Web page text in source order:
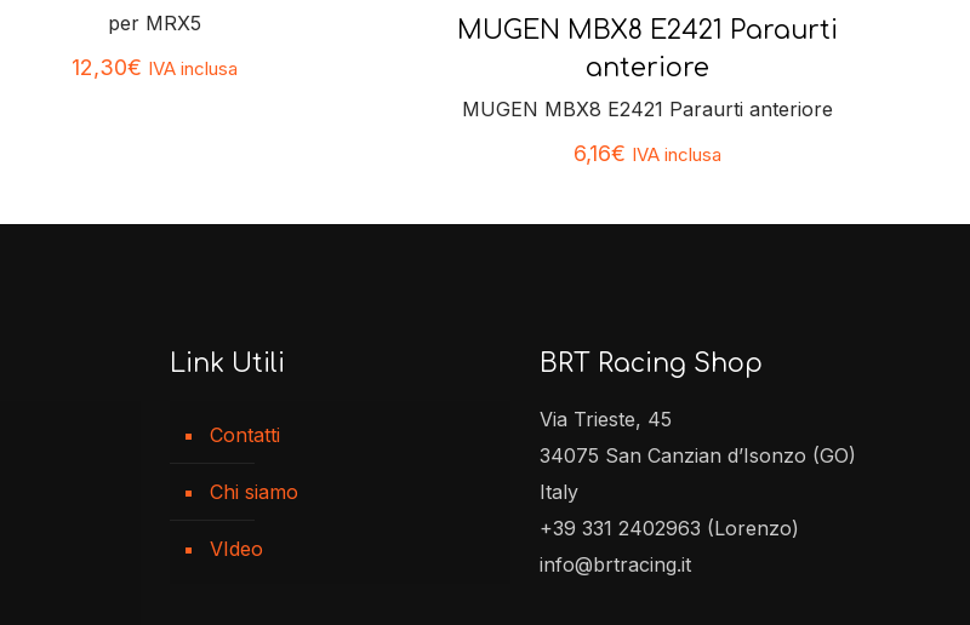
per MRX5
12,30€ IVA inclusa
MUGEN MBX8 E2421 Paraurti
anteriore
MUGEN MBX8 E2421 Paraurti anteriore
6,16€ IVA inclusa
Link Utili
Contatti
Chi siamo
VIdeo
BRT Racing Shop
Via Trieste, 45
34075 San Canzian d’Isonzo (GO)
Italy
+39 331 2402963 (Lorenzo)
info@brtracing.it